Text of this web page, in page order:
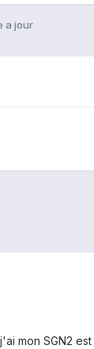
a jour
mon SGN2